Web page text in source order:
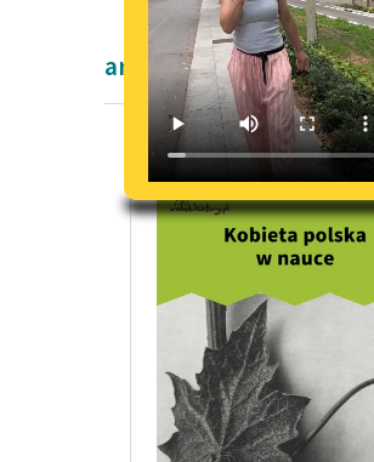
artykuły naukowe